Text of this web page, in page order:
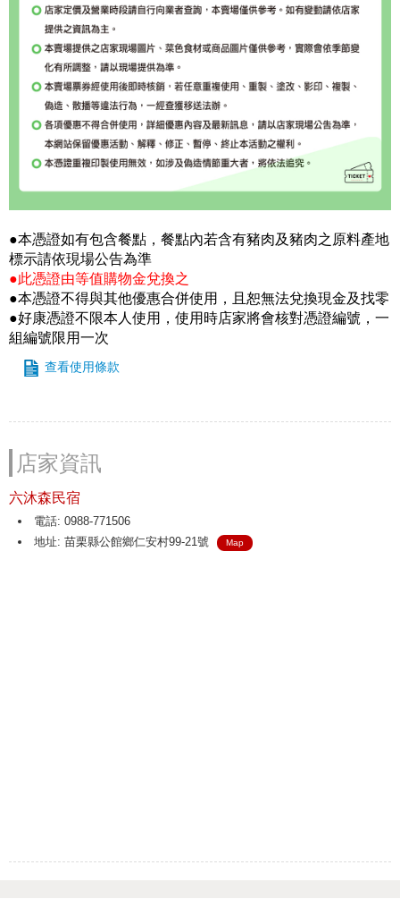
●本憑證如有包含餐點，餐點內若含有豬肉及豬肉之原料產地
標示請依現場公告為準
●此憑證由等值購物金兌換之
●本憑證不得與其他優惠合併使用，且恕無法兌換現金及找零
●好康憑證不限本人使用，使用時店家將會核對憑證編號，一
組編號限用一次
查看使用條款
店家資訊
六沐森民宿
電話: 0988-771506
地址: 苗栗縣公館鄉仁安村99-21號
Map